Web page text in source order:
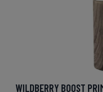
WILDBERRY BOOST